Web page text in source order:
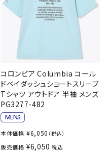
コロンビア Columbia コール
ドベイダッシュショートスリーブ
Tシャツ アウトドア 半袖 メンズ
PG3277-482
本体価格 ¥6,050 （税込）
販売価格 ¥6,050 税込